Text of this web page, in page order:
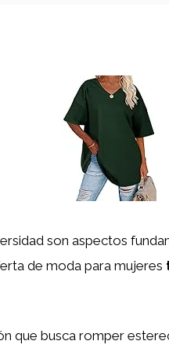
son aspectos
de moda para mujeres
que busca romper